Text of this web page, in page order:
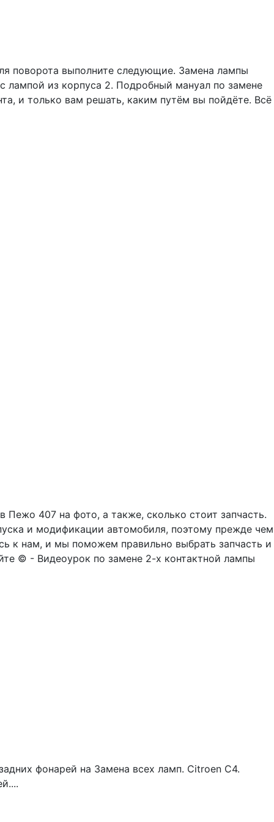
поворота выполните следующие. Замена лампы
лампой из корпуса 2. Подробный мануал по замене
и только вам решать, каким путём вы пойдёте. Всё
407 на фото, а также, сколько стоит запчасть.
и модификации автомобиля, поэтому прежде чем
к нам, и мы поможем правильно выбрать запчасть и
© - Видеоурок по замене 2-х контактной лампы
фонарей на Замена всех ламп. Citroen C4.